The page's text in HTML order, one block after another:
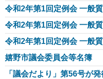
令和2年第1回定例会 一般
令和2年第1回定例会 一般
令和2年第1回定例会 一般
嬉野市議会委員会等名簿
「議会だより」第56号が